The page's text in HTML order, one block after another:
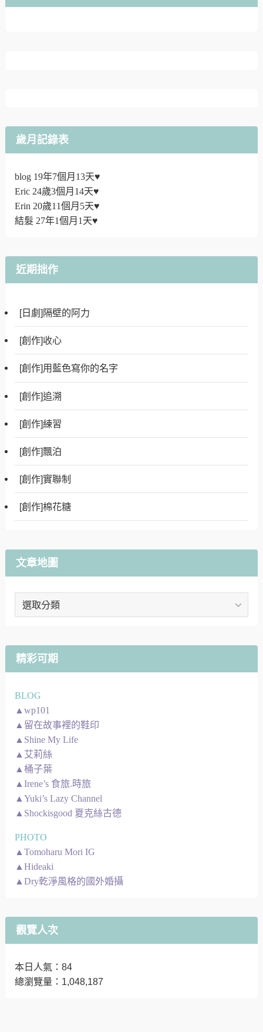
歲月記錄表
blog 19年7個月13天♥
Eric 24歲3個月14天♥
Erin 20歲11個月5天♥
結髮 27年1個月1天♥
近期拙作
[日劇]隔壁的阿力
[創作]收心
[創作]用藍色寫你的名字
[創作]追溯
[創作]練習
[創作]飄泊
[創作]實聯制
[創作]棉花糖
文章地圖
文
精彩可期
BLOG
▲wp101
▲留在故事裡的鞋印
▲Shine My Life
▲艾莉絲
▲桶子葉
▲Irene’s 食旅.時旅
▲Yuki’s Lazy Channel
▲Shockisgood 夏克絲古德
PHOTO
▲Tomoharu Mori IG
▲Hideaki
▲Dry乾淨風格的國外婚攝
觀覽人次
本日人氣：84
總瀏覽量：1,048,187